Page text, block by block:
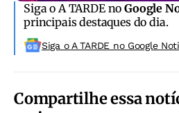
Siga o A TARDE noGoogle
principais destaques do dia.
Siga o A TARDE no Google
Compartilhe essa